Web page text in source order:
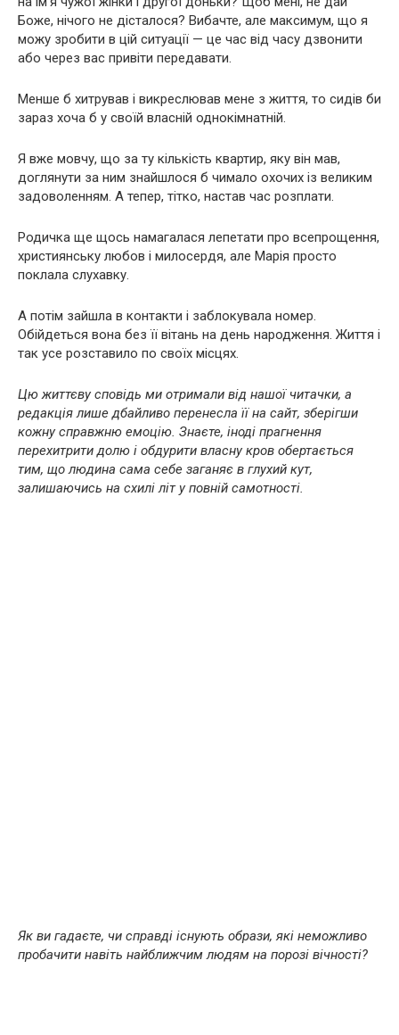
Боже, нічого не дісталося? Вибачте, але максимум, що я
можу зробити в цій ситуації — це час від часу дзвонити
або через вас привіти передавати.
Менше б хитрував і викреслював мене з життя, то сидів би
зараз хоча б у своїй власній однокімнатній.
Я вже мовчу, що за ту кількість квартир, яку він мав,
доглянути за ним знайшлося б чимало охочих із великим
задоволенням. А тепер, тітко, настав час розплати.
Родичка ще щось намагалася лепетати про всепрощення,
християнську любов і милосердя, але Марія просто
поклала слухавку.
А потім зайшла в контакти і заблокувала номер.
Обійдеться вона без її вітань на день народження. Життя і
так усе розставило по своїх місцях.
Цю життєву сповідь ми отримали від нашої читачки, а
редакція лише дбайливо перенесла її на сайт, зберігши
кожну справжню емоцію. Знаєте, іноді прагнення
перехитрити долю і обдурити власну кров обертається
тим, що людина сама себе заганяє в глухий кут,
залишаючись на схилі літ у повній самотності.
Як ви гадаєте, чи справді існують образи, які неможливо
пробачити навіть найближчим людям на порозі вічності?